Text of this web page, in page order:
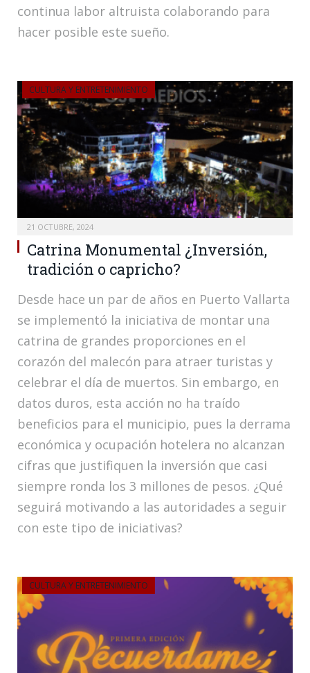
continua labor altruista colaborando para
hacer posible este sueño.
CULTURA Y ENTRETENIMIENTO
21 OCTUBRE, 2024
Catrina Monumental ¿Inversión,
tradición o capricho?
Desde hace un par de años en Puerto Vallarta
se implementó la iniciativa de montar una
catrina de grandes proporciones en el
corazón del malecón para atraer turistas y
celebrar el día de muertos. Sin embargo, en
datos duros, esta acción no ha traído
beneficios para el municipio, pues la derrama
económica y ocupación hotelera no alcanzan
cifras que justifiquen la inversión que casi
siempre ronda los 3 millones de pesos. ¿Qué
seguirá motivando a las autoridades a seguir
con este tipo de iniciativas?
CULTURA Y ENTRETENIMIENTO